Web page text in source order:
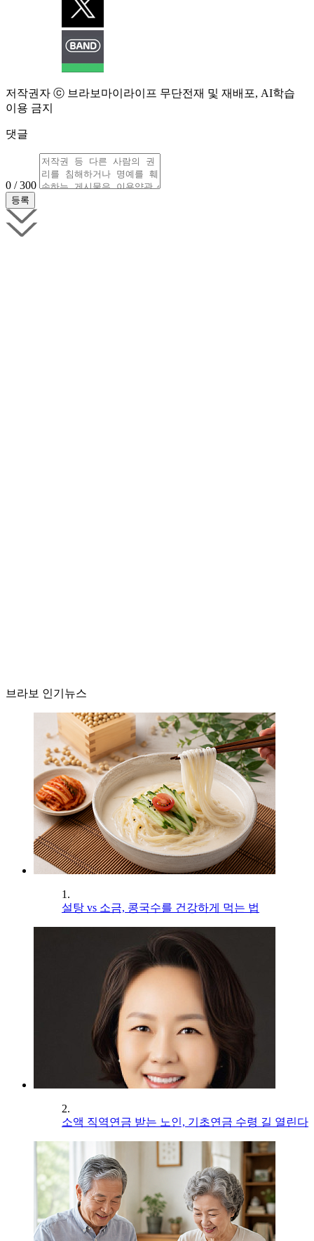
저작권자 ⓒ 브라보마이라이프 무단전재 및 재배포, AI학습
이용 금지
댓글
0 / 300
브라보 인기뉴스
1.
설탕 vs 소금, 콩국수를 건강하게 먹는 법
2.
소액 직역연금 받는 노인, 기초연금 수령 길 열린다